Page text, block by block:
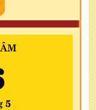
5